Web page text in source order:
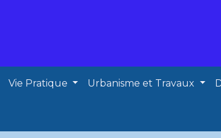
Vie Pratique Urbanisme et Travaux